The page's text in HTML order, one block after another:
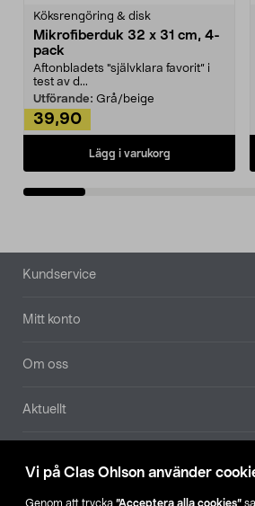
Vi på Clas Ohlson använder
Genom att trycka ”Acceptera alla cookies”
Köksrengöring & disk
Mikrofiberduk 32 x 31 cm, 4-
pack
Aftonbladets "självklara favorit” i
test av d...
Utförande: Grå/beige
39,90
Lägg i varukorg
Sidfot
Kundservice
Mitt konto
Om oss
Aktuellt
Hitta butik